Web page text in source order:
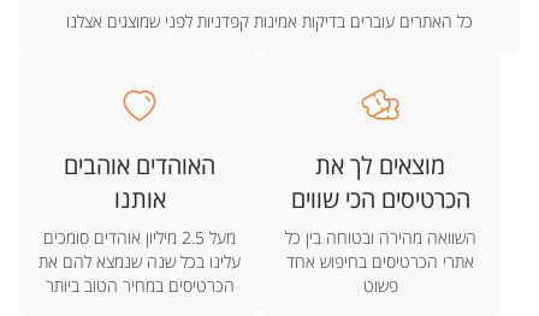
כל האתרים עוברים בדיקות אמינות קפדניות לפני שמוצגים אצלנו
מוצאים לך את
הכרטיסים הכי שווים
השוואה מהירה ובטוחה בין כל
אתרי הכרטיסים בחיפוש אחד
פשוט
האוהדים אוהבים
אותנו
מעל 2.5 מיליון אוהדים סומכים
עלינו בכל שנה שנמצא להם את
הכרטיסים במחיר הטוב ביותר